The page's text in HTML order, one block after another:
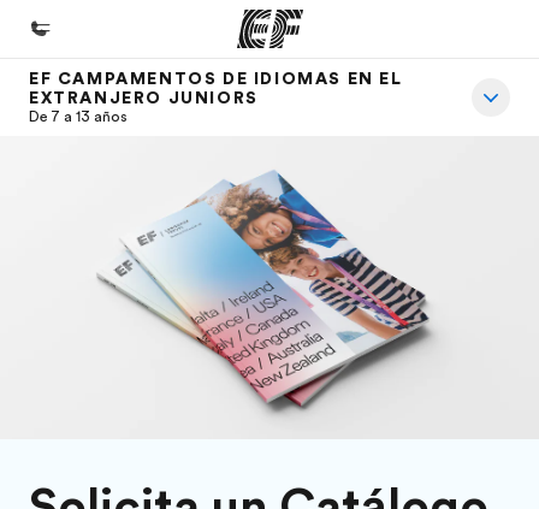
Inicio
Ver todo lo que hacemos
Encuentra una oficina
Únete al equipo
EF CAMPAMENTOS DE IDIOMAS EN EL
EXTRANJERO JUNIORS
De 7 a 13 años